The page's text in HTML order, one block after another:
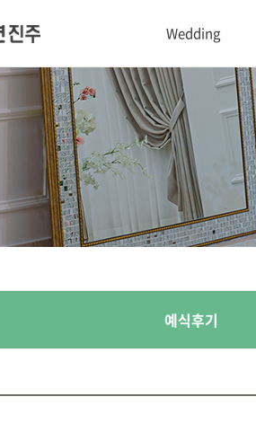
Wedding
1관 Convention hall
2관 Castle hall
3관 Chapel hall
Dress & Makeup
예식후기